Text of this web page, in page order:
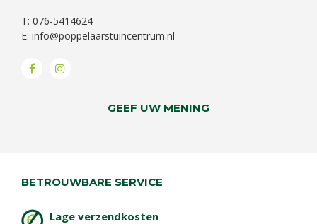
T: 076-5414624
E: info@poppelaarstuincentrum.nl
GEEF UW MENING
BETROUWBARE SERVICE
Lage verzendkosten